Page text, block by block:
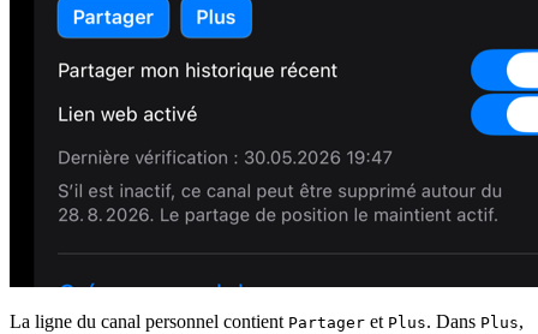
La ligne du canal personnel contient Partager et Plus. Dans Plus,